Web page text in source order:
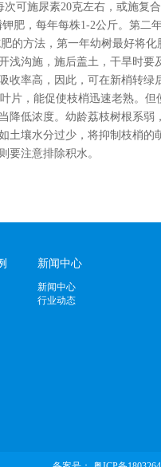
可施尿素20克左右，或施复
钾肥，每年每株1-2公斤。第二
的方法，第一年幼树最好将
浅沟施，施后盖土，干旱时要
收率高，因此，可在新梢转绿
片，能促使枝梢迅速老熟。
降低浓度。幼龄荔枝树根系弱
土壤水分过少，将抑制枝梢的
要注意排除积水。
新闻中心
新闻中心
行业动态